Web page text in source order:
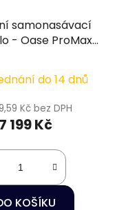
samonasávací
- Oase ProMax
do 14 dnů
Kč bez DPH
7 199 Kč
KOŠÍKU